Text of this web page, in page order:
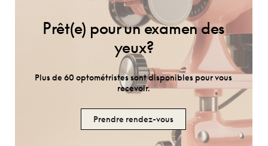
Prêt(e) pour un examen des
yeux?
Plus de 60 optométristes sont disponibles pour vous
recevoir.
Prendre rendez-vous